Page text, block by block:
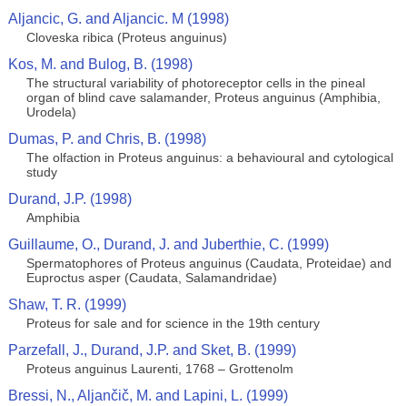
Aljancic, G. and Aljancic. M (1998)
Cloveska ribica (Proteus anguinus)
Kos, M. and Bulog, B. (1998)
The structural variability of photoreceptor cells in the pineal
organ of blind cave salamander, Proteus anguinus (Amphibia,
Urodela)
Dumas, P. and Chris, B. (1998)
The olfaction in Proteus anguinus: a behavioural and cytological
study
Durand, J.P. (1998)
Amphibia
Guillaume, O., Durand, J. and Juberthie, C. (1999)
Spermatophores of Proteus anguinus (Caudata, Proteidae) and
Euproctus asper (Caudata, Salamandridae)
Shaw, T. R. (1999)
Proteus for sale and for science in the 19th century
Parzefall, J., Durand, J.P. and Sket, B. (1999)
Proteus anguinus Laurenti, 1768 – Grottenolm
Bressi, N., Aljančič, M. and Lapini, L. (1999)